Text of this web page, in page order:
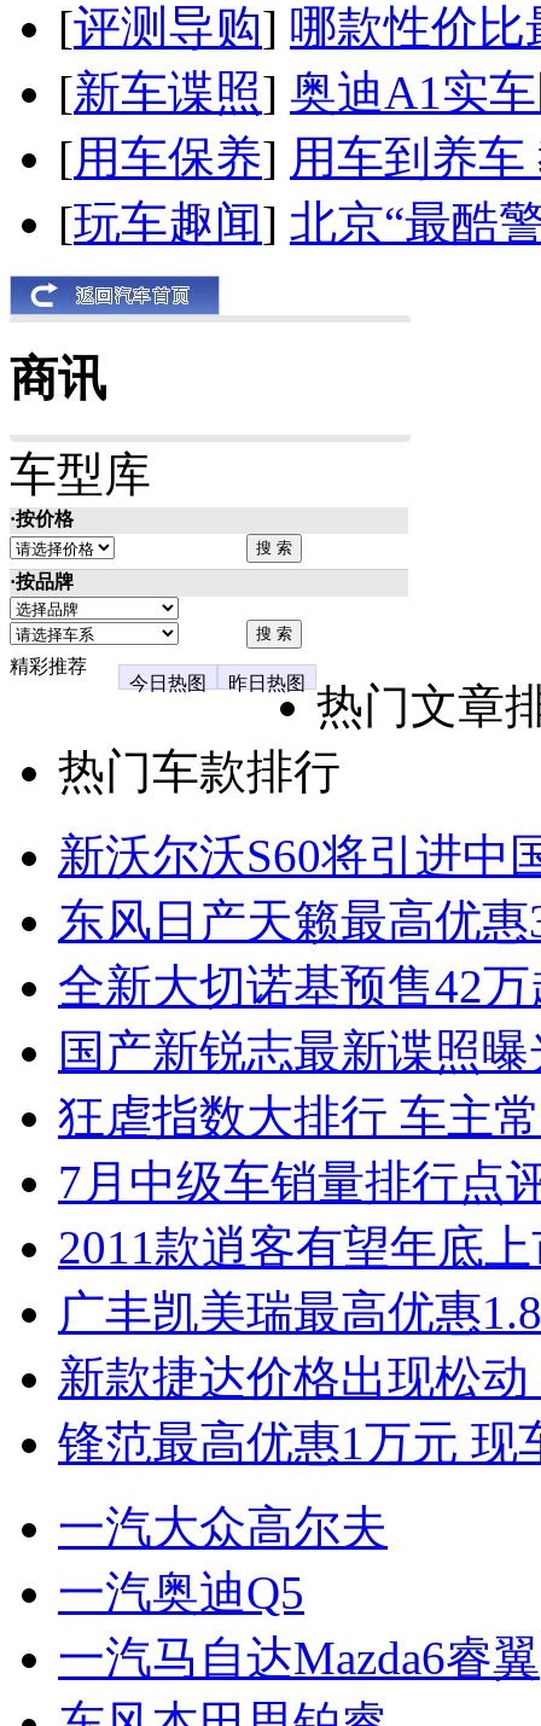
[评测导购] 哪款性价比
[新车谍照] 奥迪A1实
[用车保养] 用车到养
[玩车趣闻] 北京“最酷
商讯
车型库
·按价格
·按品牌
精彩推荐
今日热图
昨日热图
热门文章
热门车款排行
新沃尔沃S60将引进中
东风日产天籁最高优
全新大切诺基预售42
国产新锐志最新谍照
狂虐指数大排行 车主
7月中级车销量排行点
2011款逍客有望年底
广丰凯美瑞最高优惠
新款捷达价格出现松
锋范最高优惠1万元 现
一汽大众高尔夫
一汽奥迪Q5
一汽马自达Mazda6睿翼